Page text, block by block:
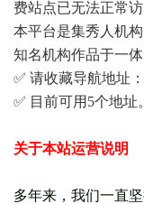
费站点已无法正常访
本平台是集秀人机
知名机构作品于一
✅ 请收藏导航地址：
✅ 目前可用5个地址
关于本站运营说明
多年来，我们一直